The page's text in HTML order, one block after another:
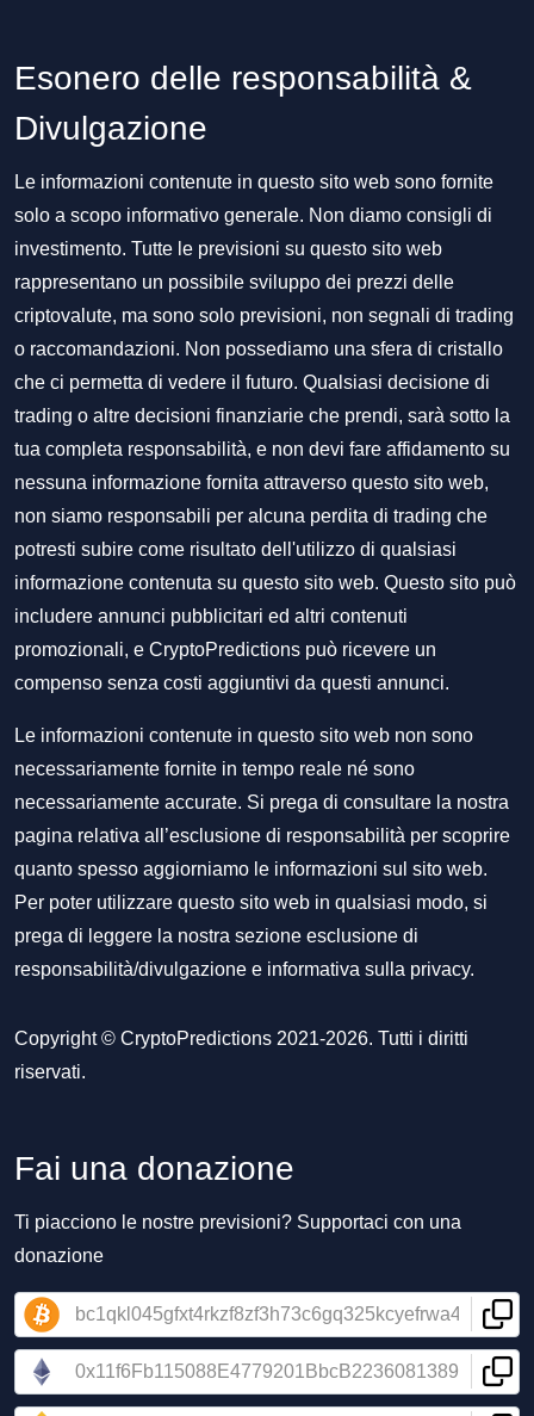
Esonero delle responsabilità &
Divulgazione
Le informazioni contenute in questo sito web sono fornite
solo a scopo informativo generale. Non diamo consigli di
investimento. Tutte le previsioni su questo sito web
rappresentano un possibile sviluppo dei prezzi delle
criptovalute, ma sono solo previsioni, non segnali di trading
o raccomandazioni. Non possediamo una sfera di cristallo
che ci permetta di vedere il futuro. Qualsiasi decisione di
trading o altre decisioni finanziarie che prendi, sarà sotto la
tua completa responsabilità, e non devi fare affidamento su
nessuna informazione fornita attraverso questo sito web,
non siamo responsabili per alcuna perdita di trading che
potresti subire come risultato dell'utilizzo di qualsiasi
informazione contenuta su questo sito web. Questo sito può
includere annunci pubblicitari ed altri contenuti
promozionali, e CryptoPredictions può ricevere un
compenso senza costi aggiuntivi da questi annunci.
Le informazioni contenute in questo sito web non sono
necessariamente fornite in tempo reale né sono
necessariamente accurate. Si prega di consultare la nostra
pagina relativa all’esclusione di responsabilità per scoprire
quanto spesso aggiorniamo le informazioni sul sito web.
Per poter utilizzare questo sito web in qualsiasi modo, si
prega di leggere la nostra sezione esclusione di
responsabilità/divulgazione e informativa sulla privacy.
Copyright © CryptoPredictions 2021-2026. Tutti i diritti
riservati.
Fai una donazione
Ti piacciono le nostre previsioni? Supportaci con una
donazione